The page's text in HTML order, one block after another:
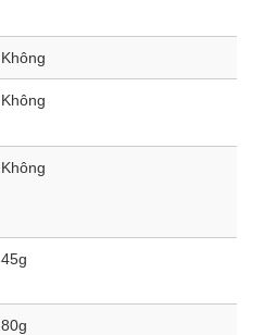
Không
Không
Không
45g
80g